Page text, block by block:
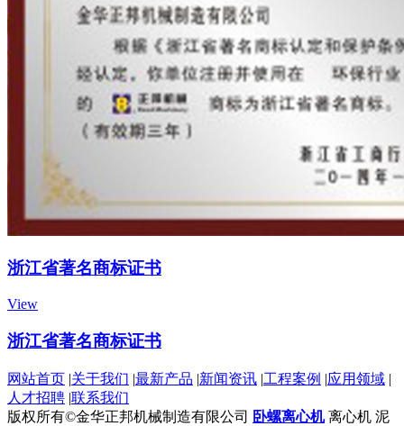
浙江省著名商标证书
View
浙江省著名商标证书
网站首页 |关于我们 |最新产品 |新闻资讯 |工程案例 |应用领域 |
人才招聘 |联系我们
版权所有©金华正邦机械制造有限公司
卧螺离心机 离心机 泥